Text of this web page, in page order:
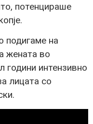
потенцираше
подигаме на
жената во
години интензивно
лицата со